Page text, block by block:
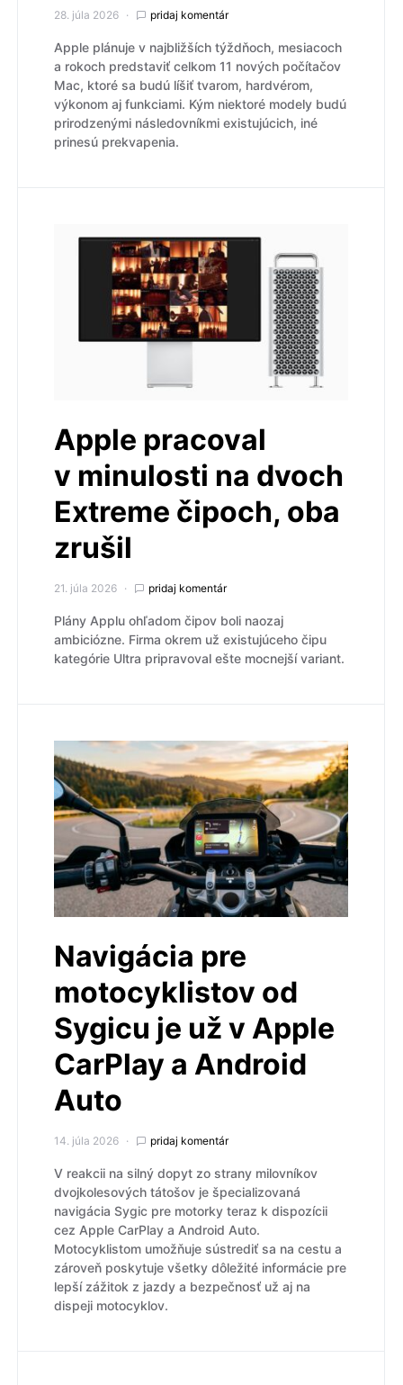
28. júla 2026 pridaj komentár
Apple plánuje v najbližších týždňoch, mesiacoch
a rokoch predstaviť celkom 11 nových počítačov
Mac, ktoré sa budú líšiť tvarom, hardvérom,
výkonom aj funkciami. Kým niektoré modely budú
prirodzenými následovníkmi existujúcich, iné
prinesú prekvapenia.
Apple pracoval
v minulosti na dvoch
Extreme čipoch, oba
zrušil
21. júla 2026 pridaj komentár
Plány Applu ohľadom čipov boli naozaj
ambiciózne. Firma okrem už existujúceho čipu
kategórie Ultra pripravoval ešte mocnejší variant.
Navigácia pre
motocyklistov od
Sygicu je už v Apple
CarPlay a Android
Auto
14. júla 2026 pridaj komentár
V reakcii na silný dopyt zo strany milovníkov
dvojkolesových tátošov je špecializovaná
navigácia Sygic pre motorky teraz k dispozícii
cez Apple CarPlay a Android Auto.
Motocyklistom umožňuje sústrediť sa na cestu a
zároveň poskytuje všetky dôležité informácie pre
lepší zážitok z jazdy a bezpečnosť už aj na
dispeji motocyklov.